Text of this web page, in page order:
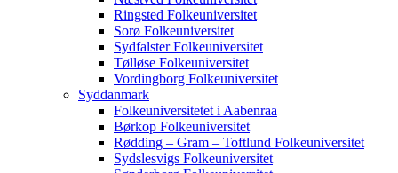
Ringsted Folkeuniversitet
Sorø Folkeuniversitet
Sydfalster Folkeuniversitet
Tølløse Folkeuniversitet
Vordingborg Folkeuniversitet
Syddanmark
Folkeuniversitetet i Aabenraa
Børkop Folkeuniversitet
Rødding – Gram – Toftlund Folkeuniversitet
Sydslesvigs Folkeuniversitet